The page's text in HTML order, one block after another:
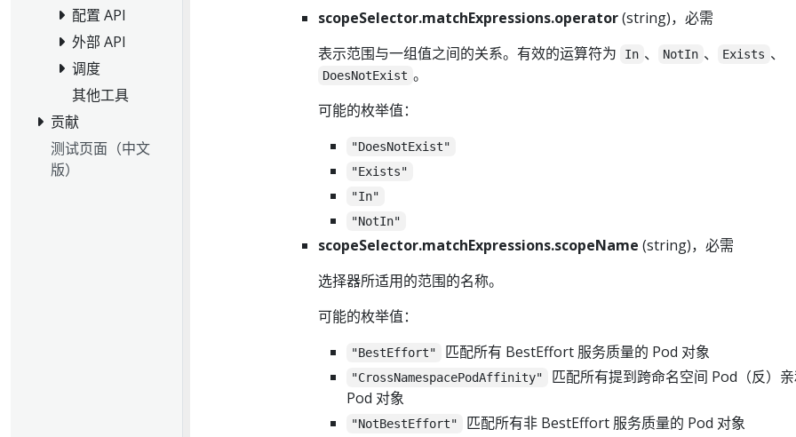
配置 API
外部 API
调度
其他工具
贡献
测试页面（中文
版）
scopeSelector.matchExpressions.operator(string)，必需
表示范围与一组值之间的关系。有效的运算符为
In 、 NotIn 、 Exists 、
DoesNotExist 。
可能的枚举值：
"DoesNotExist"
"Exists"
"In"
"NotIn"
scopeSelector.matchExpressions.scopeName (string)，必需
选择器所适用的范围的名称。
可能的枚举值：
"BestEffort" 匹配所有 BestEffort 服务质量的 Pod 对象
"CrossNamespacePodAffinity"
匹配所有提到跨命名空间 Pod（反）
Pod 对象
"NotBestEffort" 匹配所有非 BestEffort 服务质量的 Pod 对象